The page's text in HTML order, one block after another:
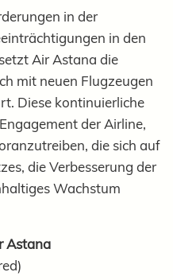
in der
in den
Air Astana die
mit neuen Flugzeugen
Diese kontinuierliche
der Airline,
die sich auf
die Verbesserung der
Wachstum
Astana